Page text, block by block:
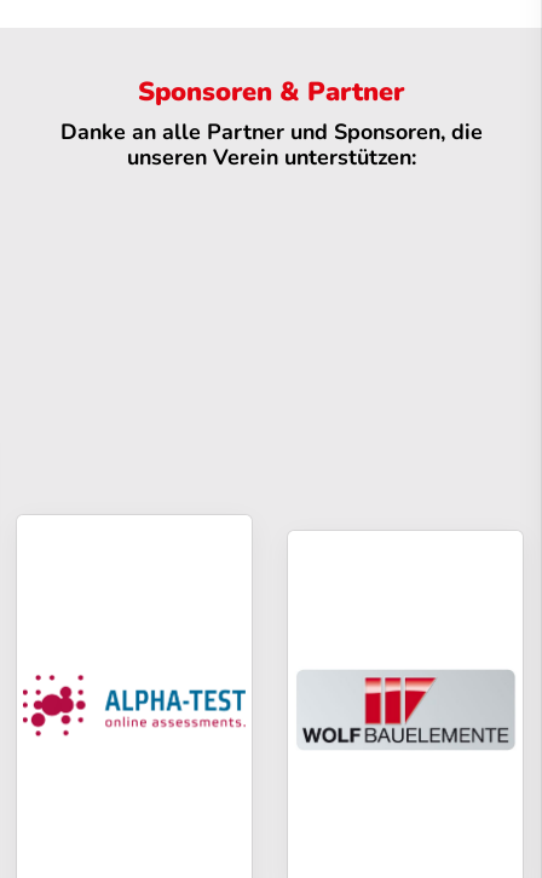
Sponsoren & Partner
Danke an alle Partner und Sponsoren, die
unseren Verein unterstützen: